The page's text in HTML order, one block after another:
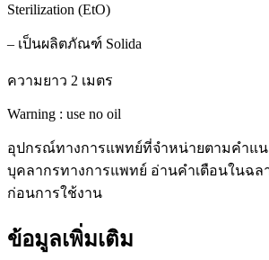
Sterilization (EtO)
– เป็นผลิตภัณฑ์ Solida
ความยาว 2 เมตร
Warning : use no oil
อุปกรณ์ทางการแพทย์ที่จำหน่ายตามคำแ
บุคลากรทางการแพทย์ อ่านคำเตือนในฉล
ก่อนการใช้งาน
ข้อมูลเพิ่มเติม